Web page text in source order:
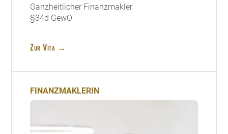
Ganzheitlicher Finanzmakler
§34d GewO
Zur Vita →
FINANZMAKLERIN